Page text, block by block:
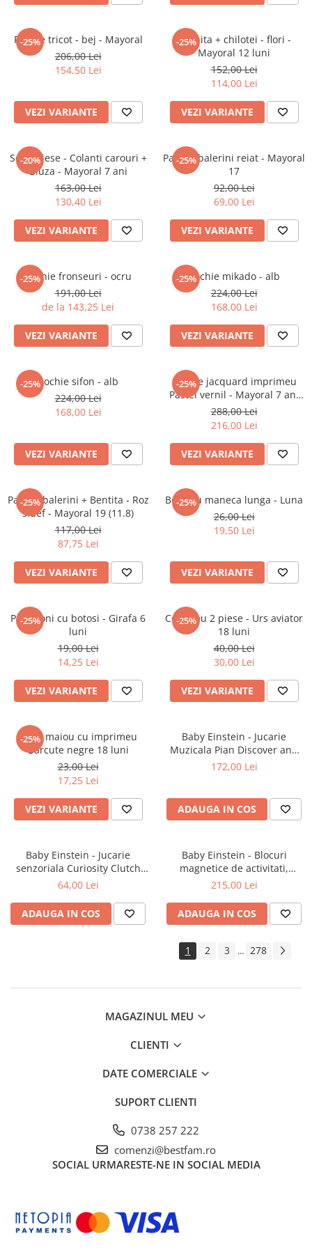
Jucarii muzicale
Jucarii pentru caini
Jucarii pentru constructii
Masinute trenulete avioane
Papusi
Puzzle
Jucarii bebelusi
Jucarii carucior
Jucarii cuburi forme culori
Jucarii de baie
Jucarii de tras sau impins
Jucarii patut sau carusele
Jucarii plus pentru bebe
Jucarii zornaitoare si muzicale
Jucarii educative
Cunoasterea mediului
Diverse jucarii educative
Experimente
Jocuri educative pentru gradinite si
Logica
Saci jucarii si cutii depozitare
-25%
Rochie tricot - bej - Mayoral
206,00 Lei
154,50 Lei
VEZI VARIANTE
-25%
Rochita + chilotei - flori -
Mayoral 12 luni
152,00 Lei
114,00 Lei
VEZI VARIANTE
-20%
Set 2 piese - Colanti carouri +
Bluza - Mayoral 7 ani
163,00 Lei
130,40 Lei
VEZI VARIANTE
-25%
Pantofi balerini reiat - Mayoral
17
92,00 Lei
69,00 Lei
VEZI VARIANTE
-25%
Rochie fronseuri - ocru
191,00 Lei
de la 143,25 Lei
VEZI VARIANTE
-25%Rochie mikado - alb
224,00 Lei
168,00 Lei
VEZI VARIANTE
-25%Rochie sifon - alb
224,00 Lei
168,00 Lei
VEZI VARIANTE
-25%
Rochie jacquard imprimeu
Pastel vernil - Mayoral 7 ani
(122 cm)
288,00 Lei
216,00 Lei
VEZI VARIANTE
-25%
Pantofi balerini + Bentita - Roz
sidef - Mayoral 19 (11.8)
117,00 Lei
87,75 Lei
VEZI VARIANTE
-25%
Body cu maneca lunga - Luna
26,00 Lei
19,50 Lei
VEZI VARIANTE
-25%
Pantaloni cu botosi - Girafa 6
luni
19,00 Lei
14,25 Lei
VEZI VARIANTE
-25%
Compleu 2 piese - Urs aviator
18 luni
40,00 Lei
30,00 Lei
VEZI VARIANTE
-25%
Body maiou cu imprimeu
Barcute negre 18 luni
23,00 Lei
17,25 Lei
VEZI VARIANTE
Baby Einstein - Jucarie
Muzicala Pian Discover and
Play
172,00 Lei
ADAUGA IN COS
Baby Einstein - Jucarie
senzoriala Curiosity Clutch
Twist & Pop Rattle Teether
64,00 Lei
ADAUGA IN COS
Baby Einstein - Blocuri
magnetice de activitati,
"Bridge & Learn" din 15 piese
215,00 Lei
ADAUGA IN COS
1 2 3 ... 278
MAGAZINUL MEU
CLIENTI
DATE COMERCIALE
SUPORT CLIENTI
0738 257 222
comenzi@bestfam.ro
SOCIAL URMARESTE-NE IN SOCIAL MEDIA